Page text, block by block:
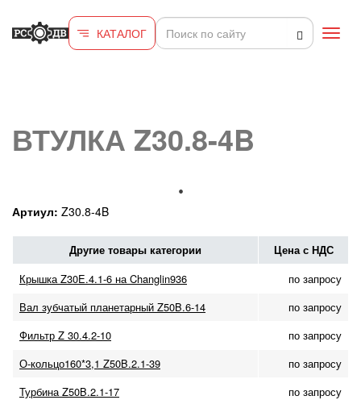
КАТАЛОГ
ВТУЛКА Z30.8-4B
Артиул: Z30.8-4B
Другие товары категории Цена с НДС
Крышка Z30E.4.1-6 на Changlin936
по запросу
Вал зубчатый планетарный Z50B.6-14
по запросу
Фильтр Z 30.4.2-10
по запросу
О-кольцо160*3,1 Z50B.2.1-39
по запросу
Турбина Z50B.2.1-17
по запросу